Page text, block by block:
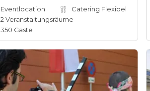
Eventlocation
Catering Flexibel
2 Veranstaltungsräume
350 Gäste